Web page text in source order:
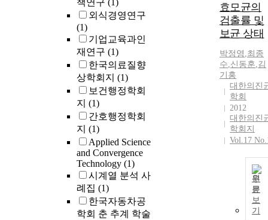
책연구 (1)
외식경영연구
(1)
기업교육과인
재연구 (1)
한국의료질향
상학회지 (1)
보건행정학회
지 (1)
간호행정학회
지 (1)
Applied Science
and Convergence
Technology (1)
시계열 분석 사
례집 (1)
한국자동차공
학회 춘 추계 학술
효모균의
검출률 및
보균 상태
박정영 ,최종
수,신동훈,김
기홍
대한의진
학회
2012
대한의진
학회지
Vol.17
원
문
보
기